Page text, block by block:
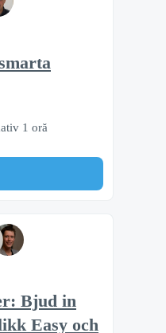
1 oră
Bjud in
Easy och